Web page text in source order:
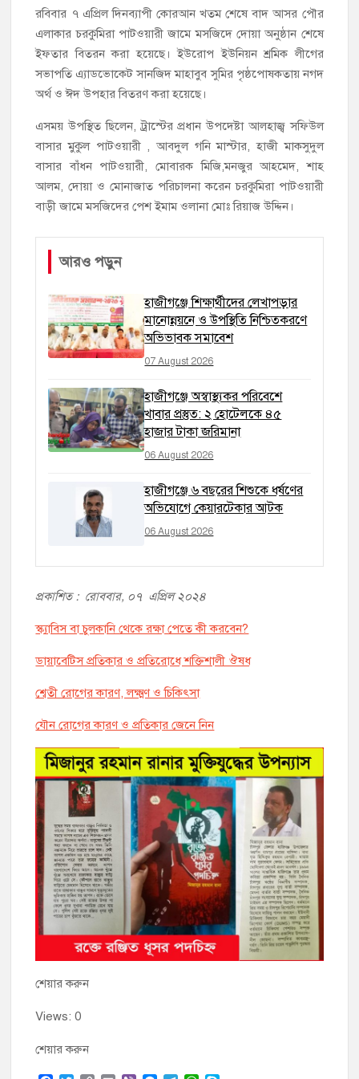
রবিবার ৭ এপ্রিল দিনব্যাপী কোরআন খতম শেষে বাদ আসর পৌর
এলাকার চরকুমিরা পাটওয়ারী জামে মসজিদে দোয়া অনুষ্ঠান শেষে
ইফতার বিতরন করা হয়েছে। ইউরোপ ইউনিয়ন শ্রমিক লীগের
সভাপতি এ্যাডভোকেট সানজিদ মাহাবুব সুমির পৃষ্ঠপোষকতায় নগদ
অর্থ ও ঈদ উপহার বিতরণ করা হয়েছে।
এসময় উপস্থিত ছিলেন, ট্রাস্টের প্রধান উপদেষ্টা আলহাজ্ব সফিউল
বাসার মুকুল পাটওয়ারী , আবদুল গনি মাস্টার, হাজী মাকসুদুল
বাসার বাঁধন পাটওয়ারী, মোবারক মিজি,মনজুর আহমেদ, শাহ
আলম, দোয়া ও মোনাজাত পরিচালনা করেন চরকুমিরা পাটওয়ারী
বাড়ী জামে মসজিদের পেশ ইমাম ওলানা মোঃ রিয়াজ উদ্দিন।
আরও পড়ুন
হাজীগঞ্জে শিক্ষার্থীদের লেখাপড়ার
মানোন্নয়নে ও উপস্থিতি নিশ্চিতকরণে
অভিভাবক সমাবেশ
07 August 2026
হাজীগঞ্জে অস্বাস্থ্যকর পরিবেশে
খাবার প্রস্তুত: ২ হোটেলকে ৪৫
হাজার টাকা জরিমানা
06 August 2026
হাজীগঞ্জে ৬ বছরের শিশুকে ধর্ষণের
অভিযোগে কেয়ারটেকার আটক
06 August 2026
প্রকাশিত : রোববার, ০৭ এপ্রিল ২০২৪
স্ক্যাবিস বা চুলকানি থেকে রক্ষা পেতে কী করবেন?
ডায়াবেটিস প্রতিকার ও প্রতিরোধে শক্তিশালী ঔষধ
শ্বেতী রোগের কারণ, লক্ষ্মণ ও চিকিৎসা
যৌন রোগের কারণ ও প্রতিকার জেনে নিন
শেয়ার করুন
Views: 0
শেয়ার করুন